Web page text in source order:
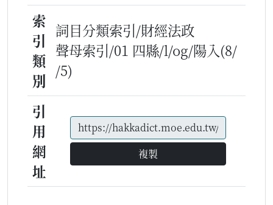
索
引
類
別
詞目分類索引/財經法政
聲母索引/01 四縣/l/og/陽入(8/
/5)
引
用
網
址
複製